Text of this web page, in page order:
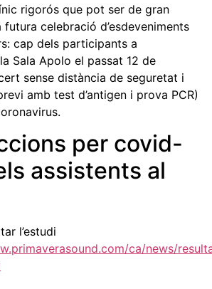
rigorós que pot ser de gran
celebració d’esdeveniments
cap dels participants a
Sala Apolo el passat 12 de
sense distància de seguretat i
amb test d’antigen i prova PCR)
per covid-
assistents al
l’estudi
ca/news/